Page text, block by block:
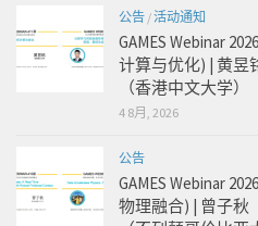
公告 /活动通知
GAMES Webinar
计算与优化) | 黄昱
（香港中文大学）
4 8月, 2026
公告
GAMES Webinar
物理融合) | 曾子秋